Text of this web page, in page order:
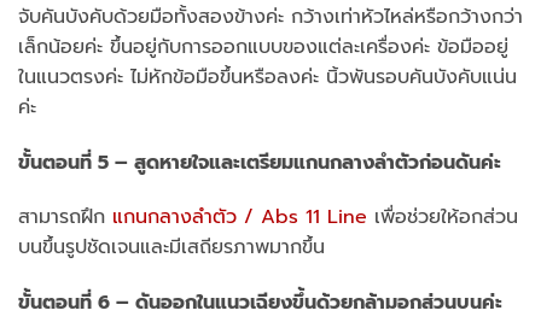
จับคันบังคับด้วยมือทั้งสองข้างค่ะ กว้างเท่าหัวไหล่หรือกว้างกว่า
เล็กน้อยค่ะ ขึ้นอยู่กับการออกแบบของแต่ละเครื่องค่ะ ข้อมืออยู่
ในแนวตรงค่ะ ไม่หักข้อมือขึ้นหรือลงค่ะ นิ้วพันรอบคันบังคับแน่น
ค่ะ
ขั้นตอนที่ 5 – สูดหายใจและเตรียมแกนกลางลำตัวก่อนดันค่ะ
สามารถฝึก แกนกลางลำตัว / Abs 11 Line เพื่อช่วยให้อกส่วน
บนขึ้นรูปชัดเจนและมีเสถียรภาพมากขึ้น
ขั้นตอนที่ 6 – ดันออกในแนวเฉียงขึ้นด้วยกล้ามอกส่วนบนค่ะ